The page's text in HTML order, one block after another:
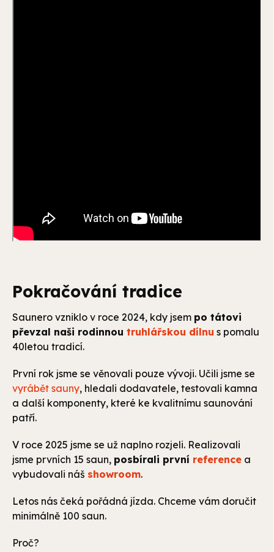
Pokračování tradice
Saunero vzniklo v roce 2024, kdy jsem po tátovi
převzal naši rodinnou truhlářskou dílnu s pomalu
40letou tradicí.
První rok jsme se věnovali pouze vývoji. Učili jsme se
vyrábět sauny, hledali dodavatele, testovali kamna
a další komponenty, které ke kvalitnímu saunování
patří.
V roce 2025 jsme se už naplno rozjeli. Realizovali
jsme prvních 15 saun, posbírali první reference a
vybudovali náš showroom.
Letos nás čeká pořádná jízda. Chceme vám doručit
minimálně 100 saun.
Proč?